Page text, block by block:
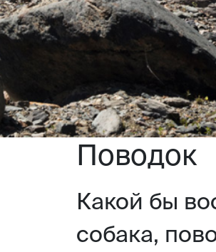
Поводок
Какой бы
собака,